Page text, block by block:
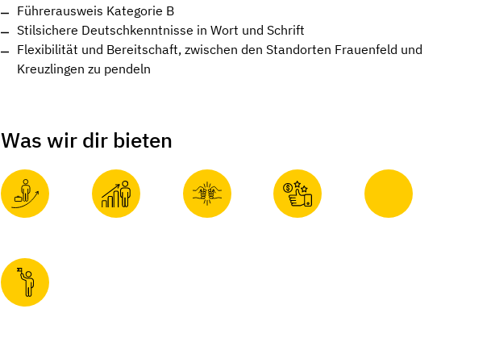
Führerausweis Kategorie B
Stilsichere Deutschkenntnisse in Wort und Schrift
Flexibilität und Bereitschaft, zwischen den Standorten Frauenfeld und
Kreuzlingen zu pendeln
Was wir dir bieten